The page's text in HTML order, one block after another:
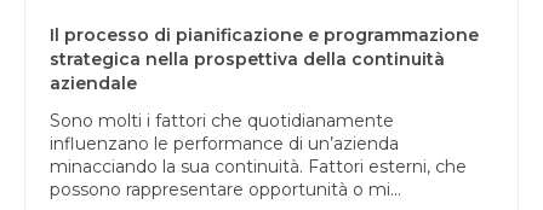
Il processo di pianificazione e programmazione
strategica nella prospettiva della continuità
aziendale
Sono molti i fattori che quotidianamente
influenzano le performance di un’azienda
minacciando la sua continuità. Fattori esterni, che
possono rappresentare opportunità o mi...